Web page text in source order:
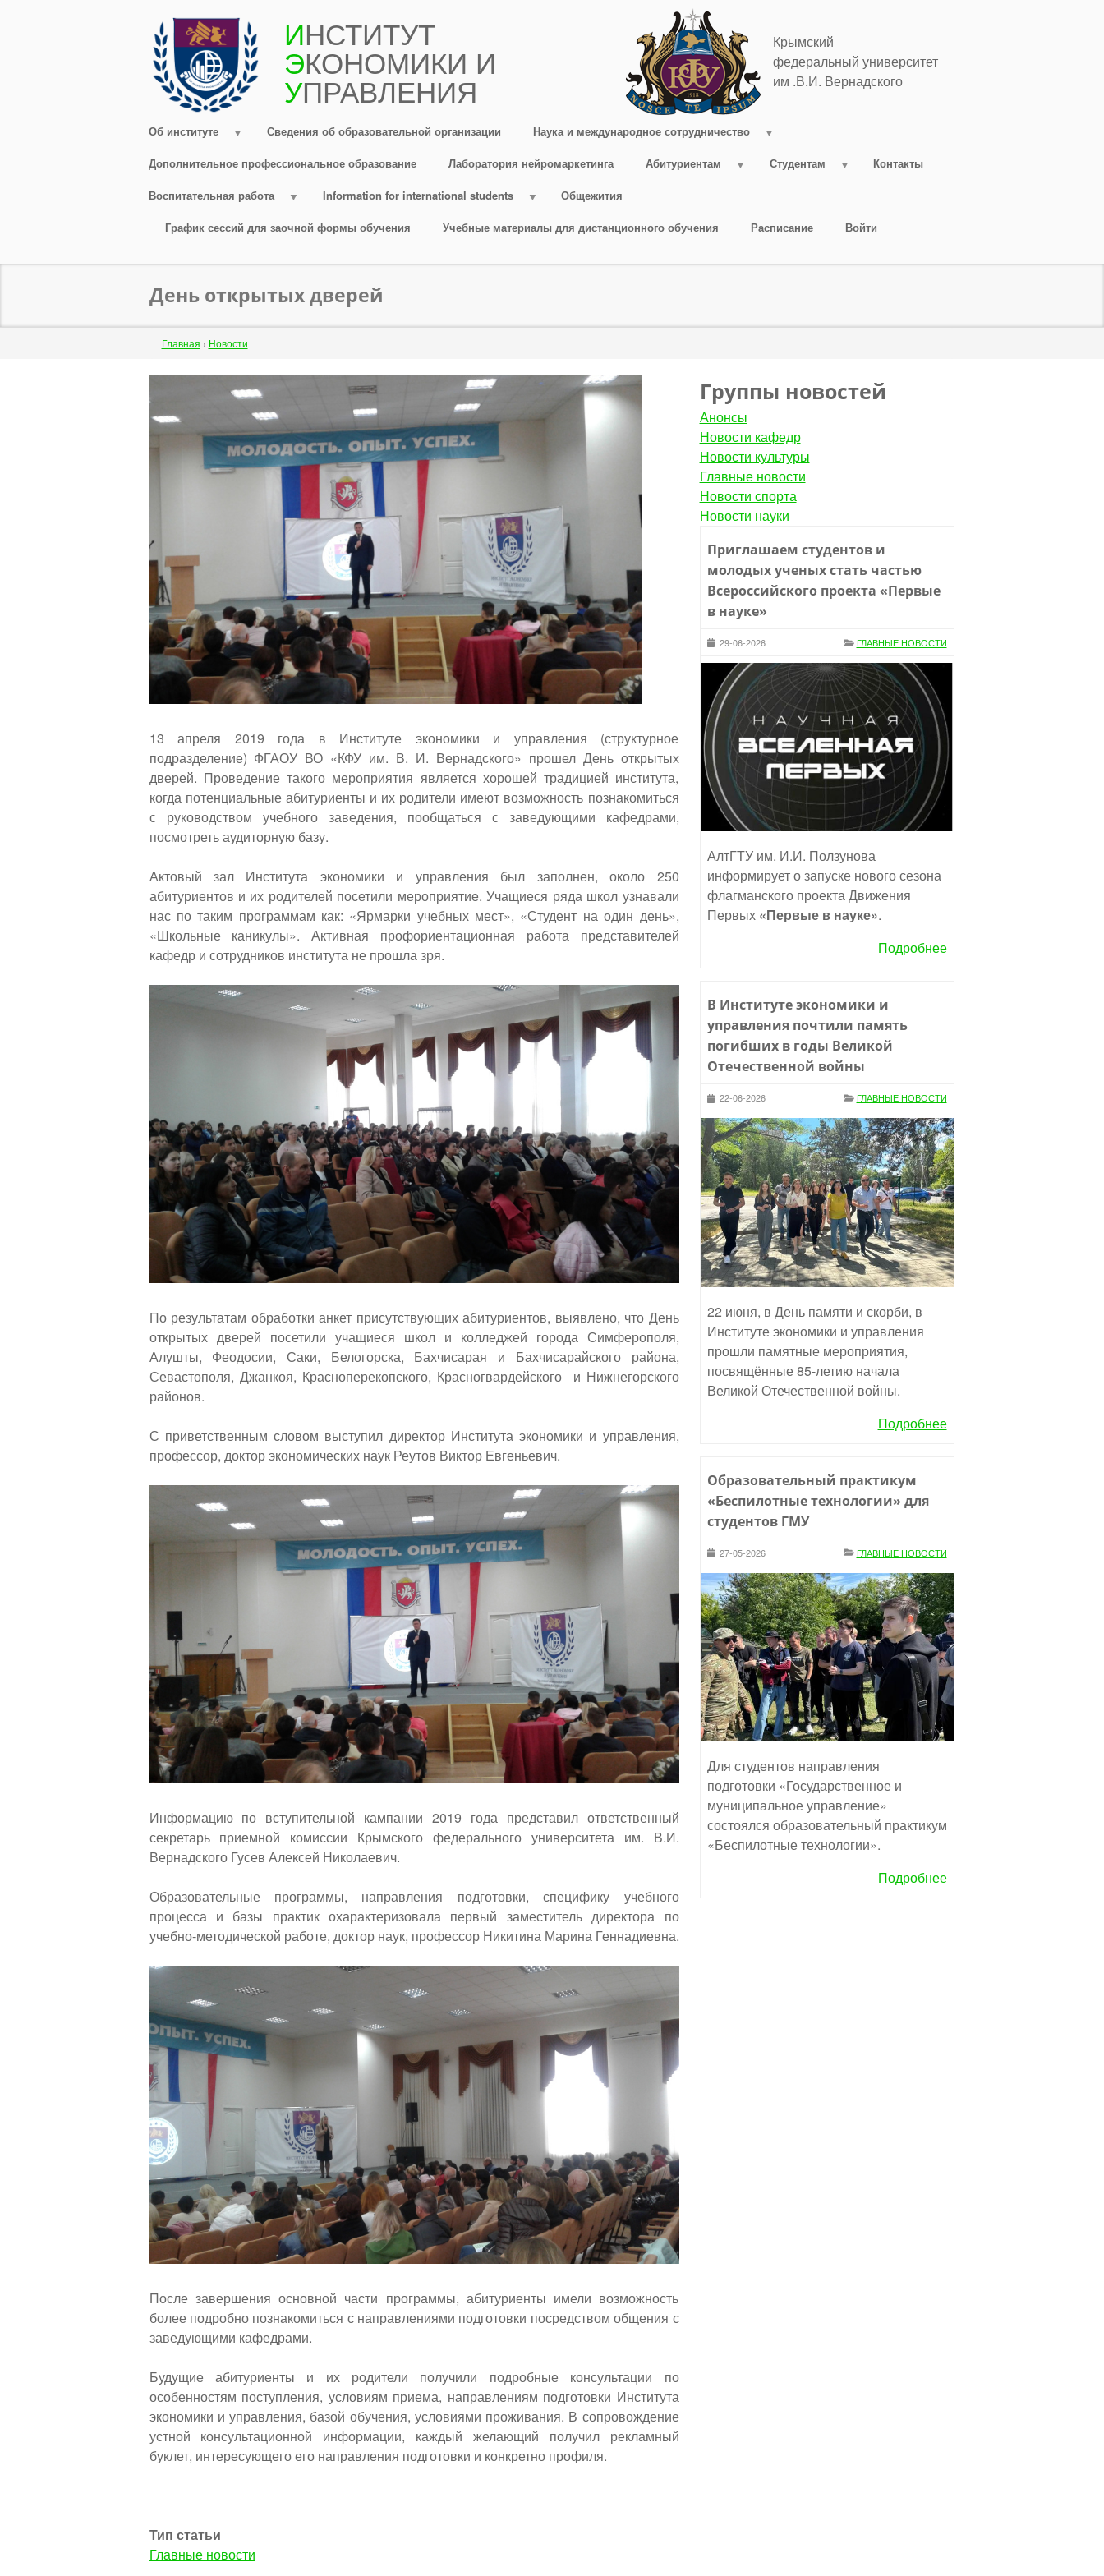
ИНСТИТУТ
ЭКОНОМИКИ И
УПРАВЛЕНИЯ
Крымский
федеральный университет
им .В.И. Вернадского
Об институте Сведения об образовательной организации Наука и международное сотрудничество
Дополнительное профессиональное образование Лаборатория нейромаркетинга Абитуриентам Студентам Контакты
Воспитательная работа Information for international students Общежития
График сессий для заочной формы обучения Учебные материалы для дистанционного обучения Расписание Войти
День открытых дверей
Строка
навигации
Главная › Новости
to
top
13 апреля 2019 года в Институте экономики и управления (структурное
подразделение) ФГАОУ ВО «КФУ им. В. И. Вернадского» прошел День открытых
дверей. Проведение такого мероприятия является хорошей традицией института,
когда потенциальные абитуриенты и их родители имеют возможность познакомиться
с руководством учебного заведения, пообщаться с заведующими кафедрами,
посмотреть аудиторную базу.
Актовый зал Института экономики и управления был заполнен, около 250
абитуриентов и их родителей посетили мероприятие. Учащиеся ряда школ узнавали
нас по таким программам как: «Ярмарки учебных мест», «Студент на один день»,
«Школьные каникулы». Активная профориентационная работа представителей
кафедр и сотрудников института не прошла зря.
По результатам обработки анкет присутствующих абитуриентов, выявлено, что День
открытых дверей посетили учащиеся школ и колледжей города Симферополя,
Алушты, Феодосии, Саки, Белогорска, Бахчисарая и Бахчисарайского района,
Севастополя, Джанкоя, Красноперекопского, Красногвардейского и Нижнегорского
районов.
С приветственным словом выступил директор Института экономики и управления,
профессор, доктор экономических наук Реутов Виктор Евгеньевич.
Информацию по вступительной кампании 2019 года представил ответственный
секретарь приемной комиссии Крымского федерального университета им. В.И.
Вернадского Гусев Алексей Николаевич.
Образовательные программы, направления подготовки, специфику учебного
процесса и базы практик охарактеризовала первый заместитель директора по
учебно-методической работе, доктор наук, профессор Никитина Марина Геннадиевна.
После завершения основной части программы, абитуриенты имели возможность
более подробно познакомиться с направлениями подготовки посредством общения с
заведующими кафедрами.
Будущие абитуриенты и их родители получили подробные консультации по
особенностям поступления, условиям приема, направлениям подготовки Института
экономики и управления, базой обучения, условиями проживания. В сопровождение
устной консультационной информации, каждый желающий получил рекламный
буклет, интересующего его направления подготовки и конкретно профиля.
Тип статьи
Главные новости
Группы новостей
Анонсы
Новости кафедр
Новости культуры
Главные новости
Новости спорта
Новости науки
Приглашаем студентов и
молодых ученых стать частью
Всероссийского проекта «Первые
в науке»
29-06-2026 ГЛАВНЫЕ НОВОСТИ
АлтГТУ им. И.И. Ползунова
информирует о запуске нового сезона
флагманского проекта Движения
Первых «Первые в науке».
Подробнее
В Институте экономики и
управления почтили память
погибших в годы Великой
Отечественной войны
22-06-2026 ГЛАВНЫЕ НОВОСТИ
22 июня, в День памяти и скорби, в
Институте экономики и управления
прошли памятные мероприятия,
посвящённые 85-летию начала
Великой Отечественной войны.
Подробнее
Образовательный практикум
«Беспилотные технологии» для
студентов ГМУ
27-05-2026 ГЛАВНЫЕ НОВОСТИ
Для студентов направления
подготовки «Государственное и
муниципальное управление»
состоялся образовательный практикум
«Беспилотные технологии».
Подробнее